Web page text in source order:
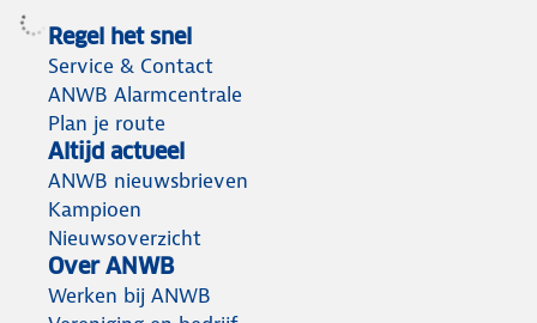
Regel het snel
Service & Contact
ANWB Alarmcentrale
Plan je route
Altijd actueel
ANWB nieuwsbrieven
Kampioen
Nieuwsoverzicht
Over ANWB
Werken bij ANWB